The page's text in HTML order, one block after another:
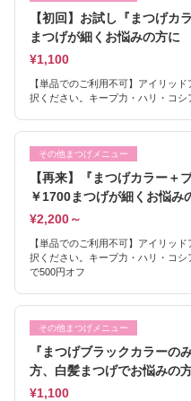
【初回】お試し『まつげ
まつげが細くお悩みの方に
¥1,100
【単品でのご利用不可】アイリッ
択ください。キープ力・ハリ・コ
その他まつげメニュー
【再来】『まつげカラー＋
￥1700まつげが細くお悩み
¥2,200～
【単品でのご利用不可】アイリッ
択ください。キープ力・ハリ・コ
で500円オフ
その他まつげメニュー
『まつげブラックカラー
方、白髪まつげでお悩みの
¥1,100